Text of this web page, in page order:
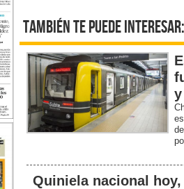
También te puede interesar:
Quiniela nacional